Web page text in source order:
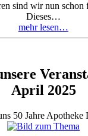
sind wir nun schon
Dieses…
mehr lesen…
April 2025
50 Jahre Apotheke